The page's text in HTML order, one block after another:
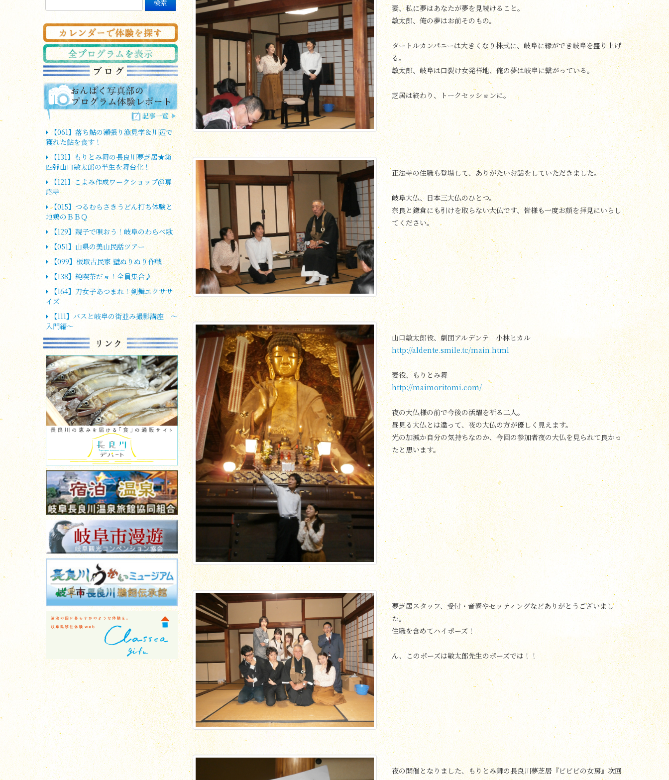
【061】落ち鮎の瀬張り漁見学＆川辺で
獲れた鮎を食す！
【131】もりとみ舞の長良川夢芝居★第
四弾山口敏太郎の半生を舞台化！
【121】こよみ作成ワークショップ@専
応寺
【015】つるむらさきうどん打ち体験と
地鶏のＢＢＱ
【129】親子で唄おう！岐阜のわらべ歌
【051】山県の美山民話ツアー
【099】板取古民家 壁ぬりぬり作戦
【138】純喫茶だョ！全員集合♪
【164】刀女子あつまれ！剣舞エクササ
イズ
【111】バスと岐阜の街並み撮影講座 ～
入門編～
妻、私に夢はあなたが夢を見続けること。
敏太郎、俺の夢はお前そのもの。
タートルカンパニーは大きくなり株式に、岐阜に縁ができ岐阜を盛り上げ
る。
敏太郎、岐阜は口裂け女発祥地、俺の夢は岐阜に繋がっている。
芝居は終わり、トークセッションに。
正法寺の住職も登場して、ありがたいお話をしていただきました。
岐阜大仏、日本三大仏のひとつ。
奈良と鎌倉にも引けを取らない大仏です、皆様も一度お顔を拝見にいらし
てください。
山口敏太郎役、劇団アルデンテ 小林ヒカル
http://aldente.smile.tc/main.html
妻役、もりとみ舞
http://maimoritomi.com/
夜の大仏様の前で今後の活躍を祈る二人。
昼見る大仏とは違って、夜の大仏の方が優しく見えます。
光の加減か自分の気持ちなのか、今回の参加者夜の大仏を見られて良かっ
たと思います。
夢芝居スタッフ、受付・音響やセッティングなどありがとうございまし
た。
住職を含めてハイポーズ！
ん、このポーズは敏太郎先生のポーズでは！！
夜の開催となりました、もりとみ舞の長良川夢芝居『ビビビの女房』次回